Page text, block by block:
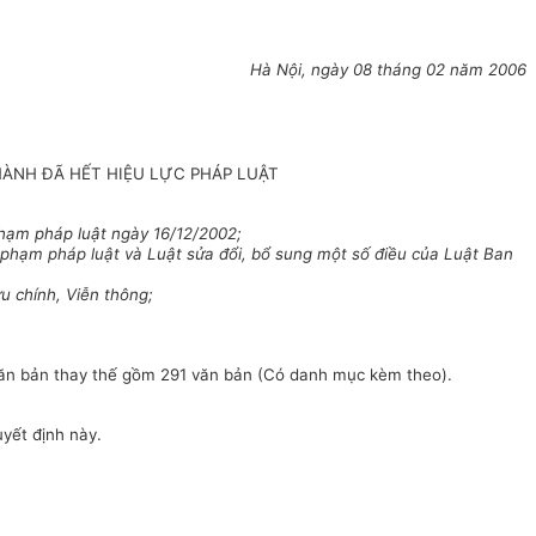
Hà Nội, ngày 08 tháng 02 năm 2006
ĐÃ HẾT HIỆU LỰC PHÁP LUẬT
pháp luật ngày 16/12/2002;
pháp luật và Luật sửa đổi, bổ sung một số điều của Luật Ban
chính, Viễn thông;
bản thay thế gồm 291 văn bản (Có danh mục kèm theo).
định này.